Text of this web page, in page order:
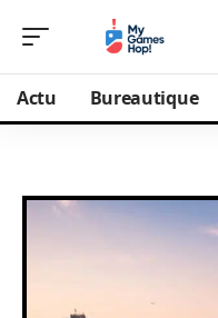
Actu Bureautique